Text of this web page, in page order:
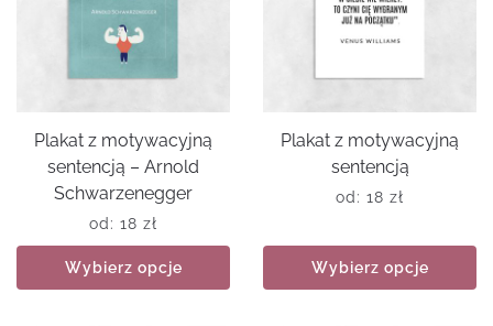
Plakat z motywacyjną
sentencją – Arnold
Schwarzenegger
od: 18 zł
Wybierz opcje
Plakat z motywacyjną
sentencją
od: 18 zł
Wybierz opcje